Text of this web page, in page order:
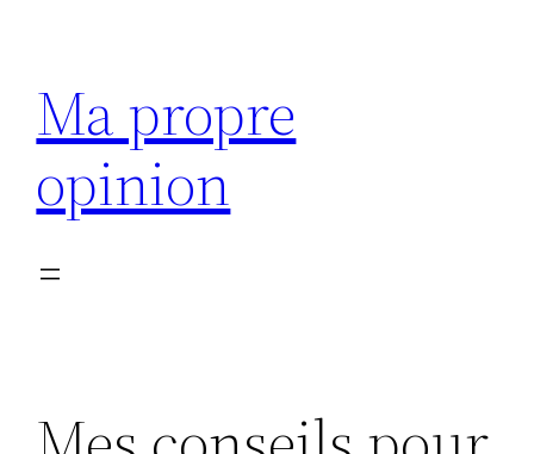
contenu
Ma propre
opinion